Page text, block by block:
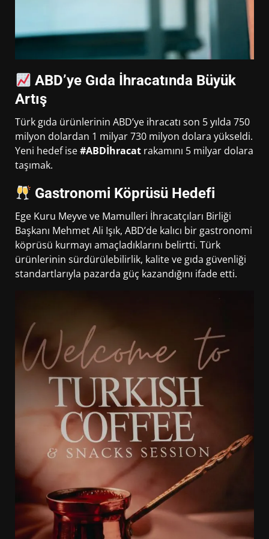
ABD’ye Gıda İhracatında Büyük
Artış
Türk gıda ürünlerinin ABD’ye ihracatı son 5 yılda 750
milyon dolardan 1 milyar 730 milyon dolara yükseldi.
Yeni hedef ise#ABDİhracat rakamını 5 milyar dolara
taşımak.
Gastronomi Köprüsü Hedefi
Ege Kuru Meyve ve Mamulleri İhracatçıları Birliği
Başkanı Mehmet Ali Işık, ABD’de kalıcı bir gastronomi
köprüsü kurmayı amaçladıklarını belirtti. Türk
ürünlerinin sürdürülebilirlik, kalite ve gıda güvenliği
standartlarıyla pazarda güç kazandığını ifade etti.